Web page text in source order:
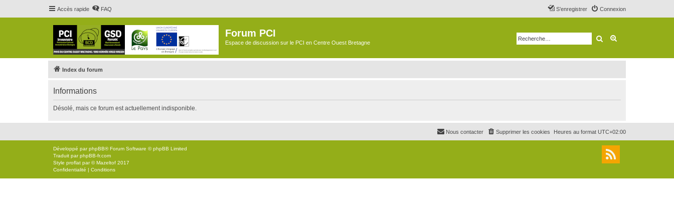
Accès rapide FAQ Connexion
S’enregistrer
Forum PCI
Espace de discussion sur le PCI en Centre Ouest Bretagne Rechercher
Index du forum
Informations
Désolé, mais ce forum est actuellement indisponible.
Heures au format UTC+02:00
Supprimer les cookies
Nous contacter
Développé parphpBB® Forum Software © phpBB Limited
Traduit parphpBB-fr.com
Style proflat par ©Mazeltof 2017
Confidentialité | Conditions